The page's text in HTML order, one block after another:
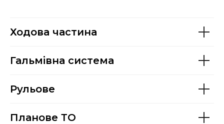
Ходова частина
Гальмівна система
Рульове
Планове ТО